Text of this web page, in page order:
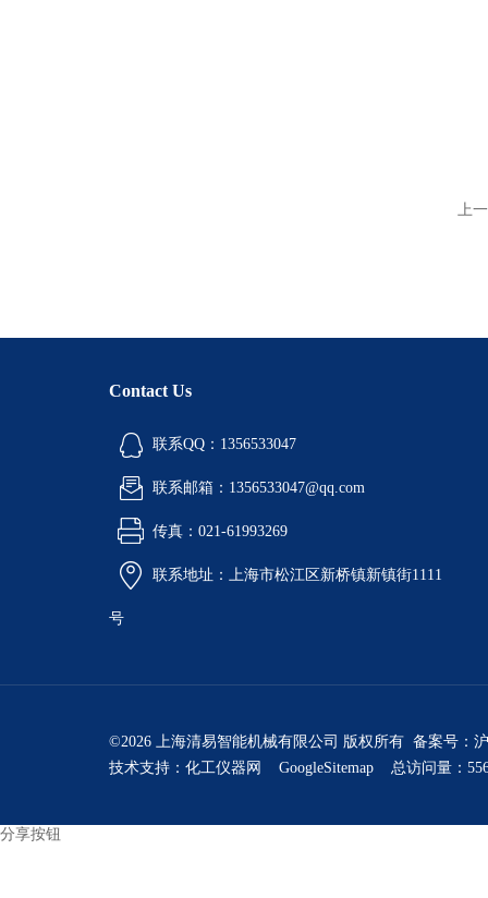
上
Contact Us
联系QQ：1356533047
联系邮箱：1356533047@qq.com
传真：021-61993269
联系地址：上海市松江区新桥镇新镇街1111
号
©2026 上海清易智能机械有限公司 版权所有 备案号：
技术支持： 化工仪器网 GoogleSitemap 总访问量：
分享按钮